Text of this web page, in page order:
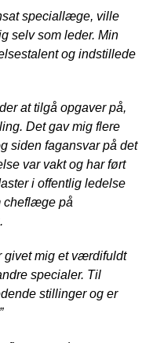
speciallæge, ville
selv som leder. Min
og indstillede
at tilgå opgaver på,
Det gav mig flere
siden fagansvar på det
var vakt og har ført
i offentlig ledelse
cheflæge på
givet mig et værdifuldt
specialer. Til
stillinger og er